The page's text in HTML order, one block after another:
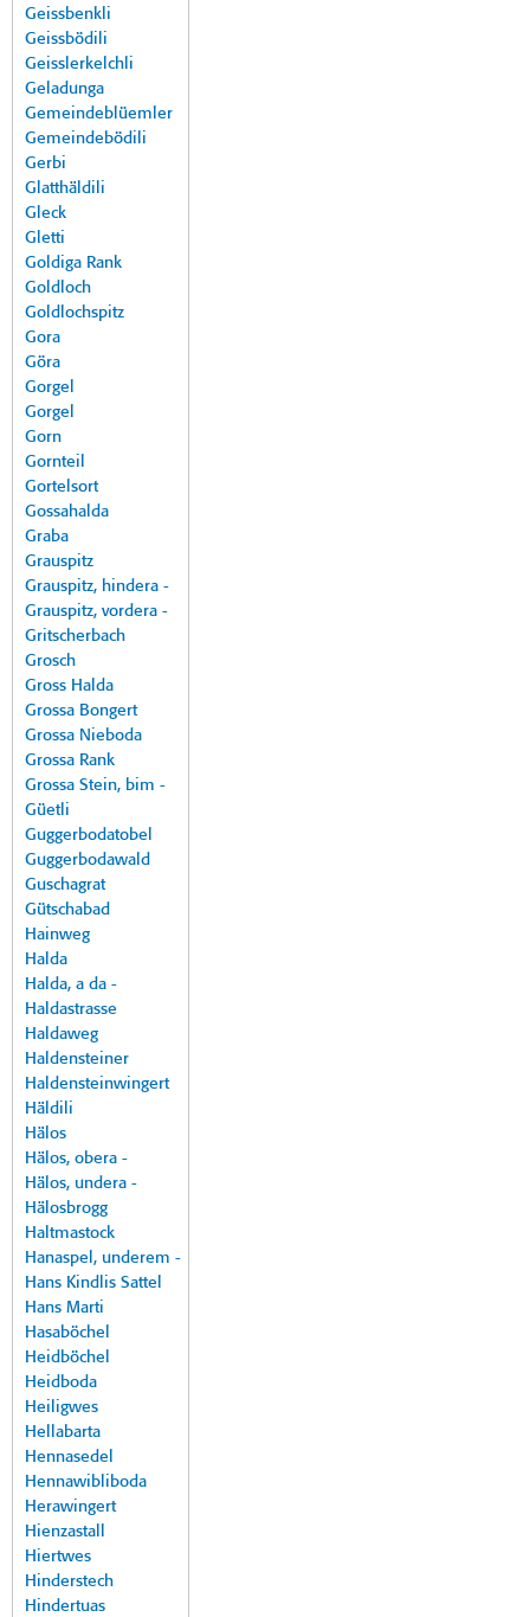
Geissbenkli
Geissbödili
Geisslerkelchli
Geladunga
Gemeindeblüemler
Gemeindebödili
Gerbi
Glatthäldili
Gleck
Gletti
Goldiga Rank
Goldloch
Goldlochspitz
Gora
Göra
Gorgel
Gorgel
Gorn
Gornteil
Gortelsort
Gossahalda
Graba
Grauspitz
Grauspitz, hindera -
Grauspitz, vordera -
Gritscherbach
Grosch
Gross Halda
Grossa Bongert
Grossa Nieboda
Grossa Rank
Grossa Stein, bim -
Güetli
Guggerbodatobel
Guggerbodawald
Guschagrat
Gütschabad
Hainweg
Halda
Halda, a da -
Haldastrasse
Haldaweg
Haldensteiner
Haldensteinwingert
Häldili
Hälos
Hälos, obera -
Hälos, undera -
Hälosbrogg
Haltmastock
Hanaspel, underem -
Hans Kindlis Sattel
Hans Marti
Hasaböchel
Heidböchel
Heidboda
Heiligwes
Hellabarta
Hennasedel
Hennawibliboda
Herawingert
Hienzastall
Hiertwes
Hinderstech
Hindertuas